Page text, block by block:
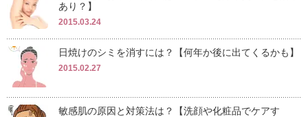
あり？】
2015.03.24
日焼けのシミを消すには？【何年か後に出てくるかも】
2015.02.27
敏感肌の原因と対策法は？【洗顔や化粧品でケアす